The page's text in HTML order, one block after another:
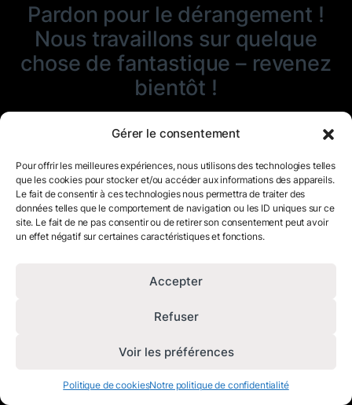
Gérer le consentement
Pour offrir les meilleures expériences, nous utilisons des technologies telles
que les cookies pour stocker et/ou accéder aux informations des appareils.
Le fait de consentir à ces technologies nous permettra de traiter des
données telles que le comportement de navigation ou les ID uniques sur ce
site. Le fait de ne pas consentir ou de retirer son consentement peut avoir
un effet négatif sur certaines caractéristiques et fonctions.
Accepter
Refuser
Voir les préférences
Politique de cookiesNotre politique de confidentialité
Pardon pour le dérangement !
Nous travaillons sur quelque
chose de fantastique – revenez
bientôt !